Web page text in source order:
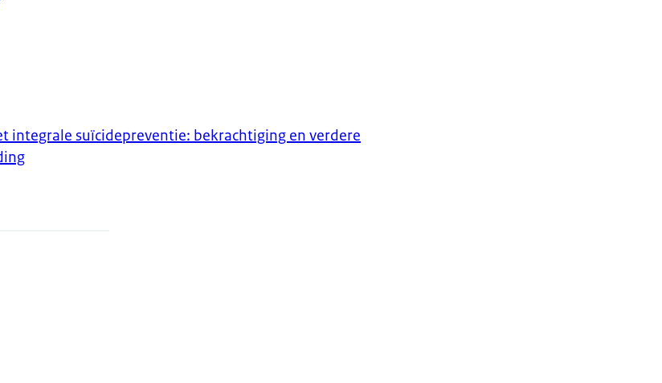
integrale suïcidepreventie: bekrachtiging en verdere